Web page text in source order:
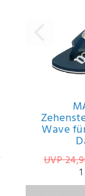
Wave
UVP
1